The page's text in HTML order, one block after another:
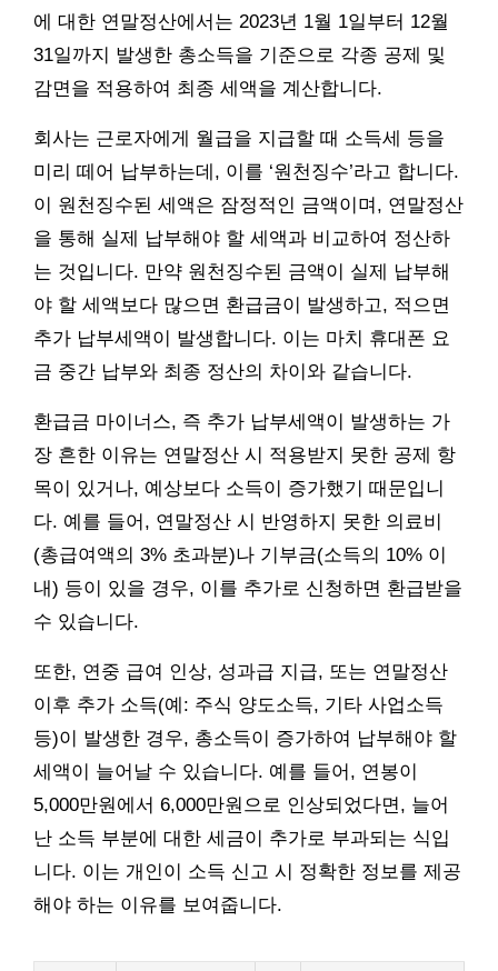
에 대한 연말정산에서는 2023년 1월 1일부터 12월
31일까지 발생한 총소득을 기준으로 각종 공제 및
감면을 적용하여 최종 세액을 계산합니다.
회사는 근로자에게 월급을 지급할 때 소득세 등을
미리 떼어 납부하는데, 이를 ‘원천징수’라고 합니다.
이 원천징수된 세액은 잠정적인 금액이며, 연말정산
을 통해 실제 납부해야 할 세액과 비교하여 정산하
는 것입니다. 만약 원천징수된 금액이 실제 납부해
야 할 세액보다 많으면 환급금이 발생하고, 적으면
추가 납부세액이 발생합니다. 이는 마치 휴대폰 요
금 중간 납부와 최종 정산의 차이와 같습니다.
환급금 마이너스, 즉 추가 납부세액이 발생하는 가
장 흔한 이유는 연말정산 시 적용받지 못한 공제 항
목이 있거나, 예상보다 소득이 증가했기 때문입니
다. 예를 들어, 연말정산 시 반영하지 못한 의료비
(총급여액의 3% 초과분)나 기부금(소득의 10% 이
내) 등이 있을 경우, 이를 추가로 신청하면 환급받을
수 있습니다.
또한, 연중 급여 인상, 성과급 지급, 또는 연말정산
이후 추가 소득(예: 주식 양도소득, 기타 사업소득
등)이 발생한 경우, 총소득이 증가하여 납부해야 할
세액이 늘어날 수 있습니다. 예를 들어, 연봉이
5,000만원에서 6,000만원으로 인상되었다면, 늘어
난 소득 부분에 대한 세금이 추가로 부과되는 식입
니다. 이는 개인이 소득 신고 시 정확한 정보를 제공
해야 하는 이유를 보여줍니다.